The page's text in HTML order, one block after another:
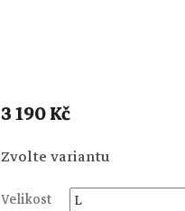
3 190 Kč
Měrná
cena:
Zvolte variantu
Velikost